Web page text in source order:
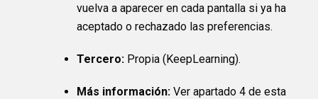
vuelva a aparecer en cada pantalla si ya ha
aceptado o rechazado las preferencias.
Tercero:Propia (KeepLearning).
Más información:Ver apartado 4 de esta